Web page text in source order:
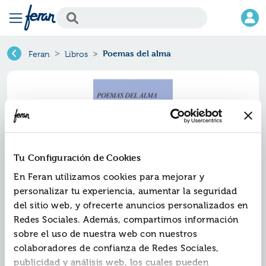
Tu Configuración de Cookies
En Feran utilizamos cookies para mejorar y
personalizar tu experiencia, aumentar la seguridad
del sitio web, y ofrecerte anuncios personalizados en
Redes Sociales. Además, compartimos información
sobre el uso de nuestra web con nuestros
colaboradores de confianza de Redes Sociales,
publicidad y análisis web, los cuales pueden
Feran Libros Poemas del alma
Poemas del alma
Ref.ZZZ-2667431
ISBN:9788412667431